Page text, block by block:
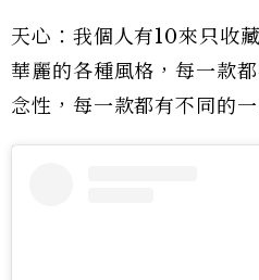
天心：我個人有10來只收
華麗的各種風格，每一款
念性，每一款都有不同的